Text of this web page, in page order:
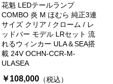
花魁 LEDテールランプ
COMBO 炎 M ほむら 純正3連
サイズ クリア / クローム / レ
ッドバー モデル LRセット 流
れるウィンカー ULA＆SEA搭
載 24V OCHN-CCR-M-
ULASEA
￥108,000 （税込）